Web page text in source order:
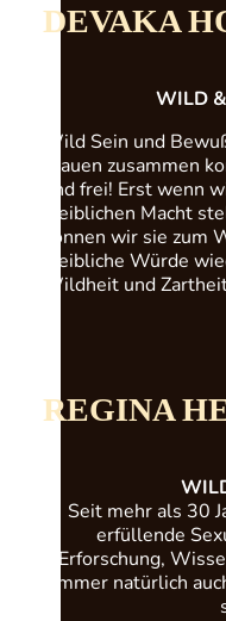
DEVAKA
WILD
Wild Sein und
Frauen zusammen
und frei! Erst wenn
weiblichen Macht
können wir sie zum
weibliche Würde
Wildheit und
REGINA
Seit mehr als 30
erfüllende
Erforschung,
Immer natürlich